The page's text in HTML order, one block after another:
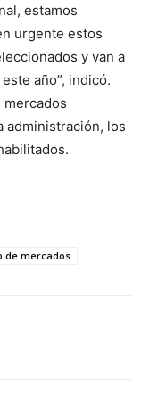
estamos
urgente estos
y van a
año”, indicó.
mercados
administración, los
de mercados